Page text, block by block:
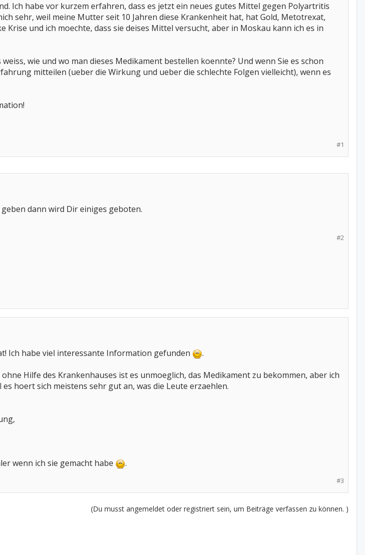
Ich habe vor kurzem erfahren, dass es jetzt ein neues gutes Mittel gegen Polyartritis
sehr, weil meine Mutter seit 10 Jahren diese Krankenheit hat, hat Gold, Metotrexat,
Krise und ich moechte, dass sie deises Mittel versucht, aber in Moskau kann ich es in
wie und wo man dieses Medikament bestellen koennte? Und wenn Sie es schon
mitteilen (ueber die Wirkung und ueber die schlechte Folgen vielleicht), wenn es
#1
dann wird Dir einiges geboten.
#2
Ich habe viel interessante Information gefunden
.
Hilfe des Krankenhauses ist es unmoeglich, das Medikament zu bekommen, aber ich
hoert sich meistens sehr gut an, was die Leute erzaehlen.
wenn ich sie gemacht habe
.
#3
(Du musst angemeldet oder registriert sein, um Beiträge verfassen zu können. )